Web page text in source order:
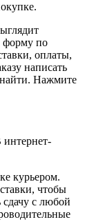
форму по
оплаты,
написать
Нажмите
курьером.
чтобы
сдачу с любой